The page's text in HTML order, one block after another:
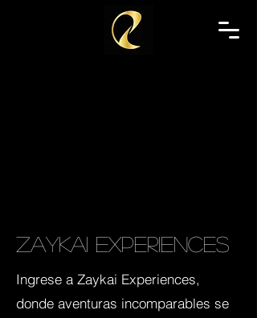
Zaykai Experiences
Ingrese a Zaykai Experiences,
donde aventuras incomparables se